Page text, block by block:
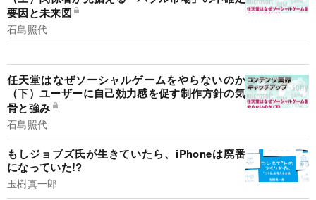
要因と未来図
石島照代
任天堂はなぜソーシャルゲームをやらないのか
（下）ユーザーに自己効力感を促す制作方針の気
骨と強み
石島照代
もしジョブズ氏が生きていたら、iPhoneは廃番
になっていた!?
玉樹真一郎